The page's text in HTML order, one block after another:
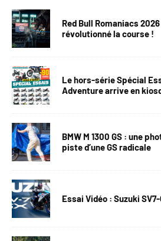
Red Bull Romaniacs
révolutionné la course !
Le hors-série Spécial
Adventure arrive en
BMW M 1300 GS : une
piste d’une GS radicale
Essai Vidéo : Suzuki SV7-